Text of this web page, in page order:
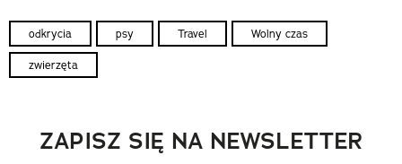
odkrycia psy Travel Wolny czas
zwierzęta
ZAPISZ SIĘ NA NEWSLETTER